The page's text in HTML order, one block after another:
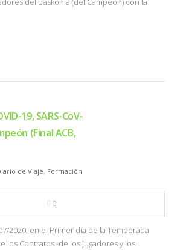
19, SARS-CoV-
(Final ACB,
de Viaje, Formación
0
2020, en el Primer día de la Temporada
los Contratos -de los Jugadores y los